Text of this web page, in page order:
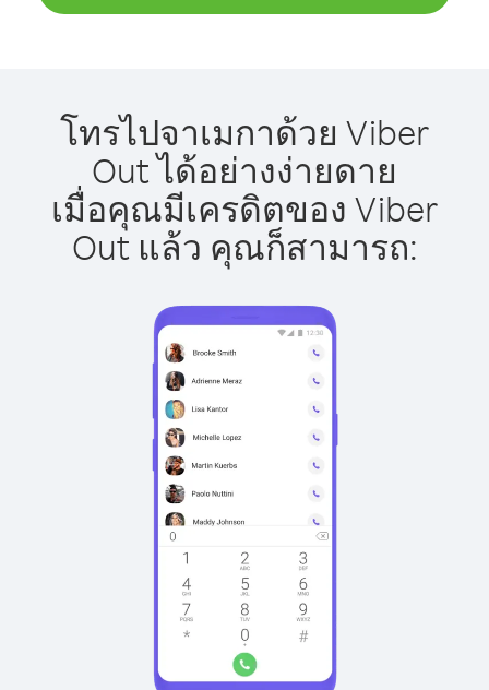
โทรไปจาเมกาด้วย Viber
Out ได้อย่างง่ายดาย
เมื่อคุณมีเครดิตของ Viber
Out แล้ว คุณก็สามารถ: